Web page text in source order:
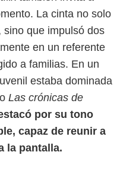
La cinta no solo
que impulsó dos
en un referente
a familias. En un
estaba dominada
Las crónicas de
por su tono
capaz de reunir a
la pantalla.